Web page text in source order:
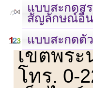
แบบสะกดส
สัญลักษณ์อื่
แบบสะกดตั
เลขที่
เขตพระ
โทร. 0-